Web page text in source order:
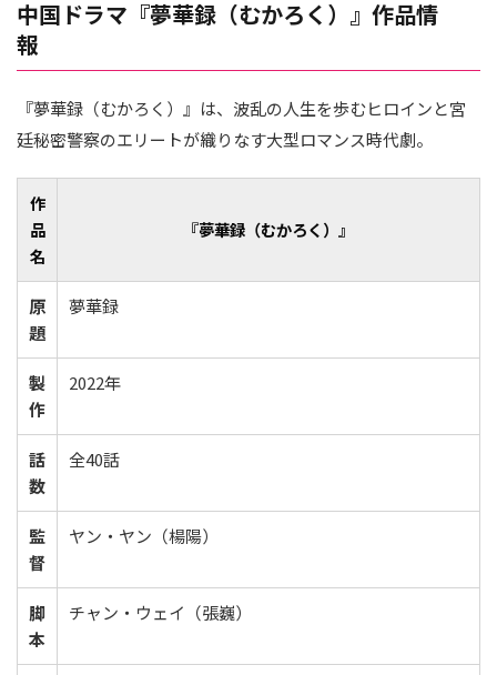
中国ドラマ『夢華録（むかろく）』作品情
報
『夢華録（むかろく）』は、波乱の人生を歩むヒロインと宮
廷秘密警察のエリートが織りなす大型ロマンス時代劇。
作
品
名
『夢華録（むかろく）』
原
題
夢華録
製
作
2022年
話
数
全40話
監
督
ヤン・ヤン（楊陽）
脚
本
チャン・ウェイ（張巍）